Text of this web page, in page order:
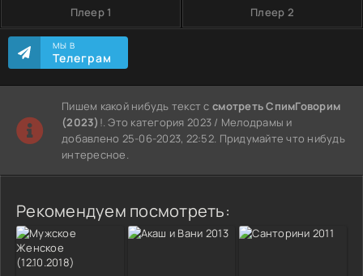
Плеер 1 Плеер 2
МЫ В
Телеграм
Пишем какой нибудь текст ссмотреть СпимГоворим
(2023) !. Это категория 2023 / Мелодрамы и
добавлено 25-06-2023, 22:52. Придумайте что нибудь
интересное.
Рекомендуем посмотреть: